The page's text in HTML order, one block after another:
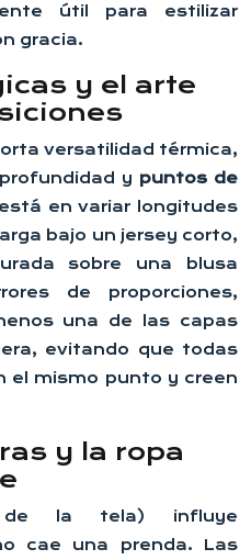
útil para estilizar
gracia.
y el arte
versatilidad térmica,
y puntos de
en variar longitudes
bajo un jersey corto,
sobre una blusa
de proporciones,
una de las capas
evitando que todas
el mismo punto y creen
y la ropa
la tela) influye
cae una prenda. Las